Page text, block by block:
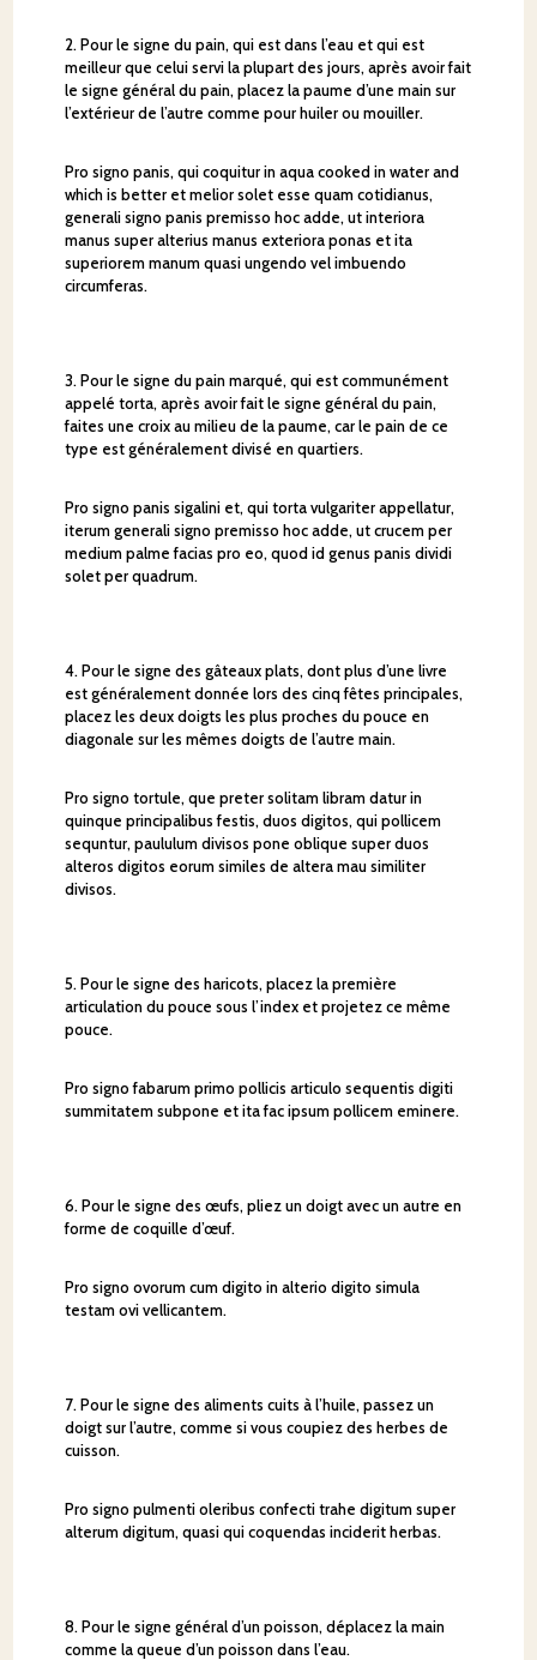
2. Pour le signe du pain, qui est dans l’eau et qui est
meilleur que celui servi la plupart des jours, après avoir fait
le signe général du pain, placez la paume d’une main sur
l’extérieur de l’autre comme pour huiler ou mouiller.
Pro signo panis, qui coquitur in aqua cooked in water and
which is better et melior solet esse quam cotidianus,
generali signo panis premisso hoc adde, ut interiora
manus super alterius manus exteriora ponas et ita
superiorem manum quasi ungendo vel imbuendo
circumferas.
3. Pour le signe du pain marqué, qui est communément
appelé torta, après avoir fait le signe général du pain,
faites une croix au milieu de la paume, car le pain de ce
type est généralement divisé en quartiers.
Pro signo panis sigalini et, qui torta vulgariter appellatur,
iterum generali signo premisso hoc adde, ut crucem per
medium palme facias pro eo, quod id genus panis dividi
solet per quadrum.
4. Pour le signe des gâteaux plats, dont plus d’une livre
est généralement donnée lors des cinq fêtes principales,
placez les deux doigts les plus proches du pouce en
diagonale sur les mêmes doigts de l’autre main.
Pro signo tortule, que preter solitam libram datur in
quinque principalibus festis, duos digitos, qui pollicem
sequntur, paululum divisos pone oblique super duos
alteros digitos eorum similes de altera mau similiter
divisos.
5. Pour le signe des haricots, placez la première
articulation du pouce sous l’index et projetez ce même
pouce.
Pro signo fabarum primo pollicis articulo sequentis digiti
summitatem subpone et ita fac ipsum pollicem eminere.
6. Pour le signe des œufs, pliez un doigt avec un autre en
forme de coquille d’œuf.
Pro signo ovorum cum digito in alterio digito simula
testam ovi vellicantem.
7. Pour le signe des aliments cuits à l’huile, passez un
doigt sur l’autre, comme si vous coupiez des herbes de
cuisson.
Pro signo pulmenti oleribus confecti trahe digitum super
alterum digitum, quasi qui coquendas inciderit herbas.
8. Pour le signe général d’un poisson, déplacez la main
comme la queue d’un poisson dans l’eau.